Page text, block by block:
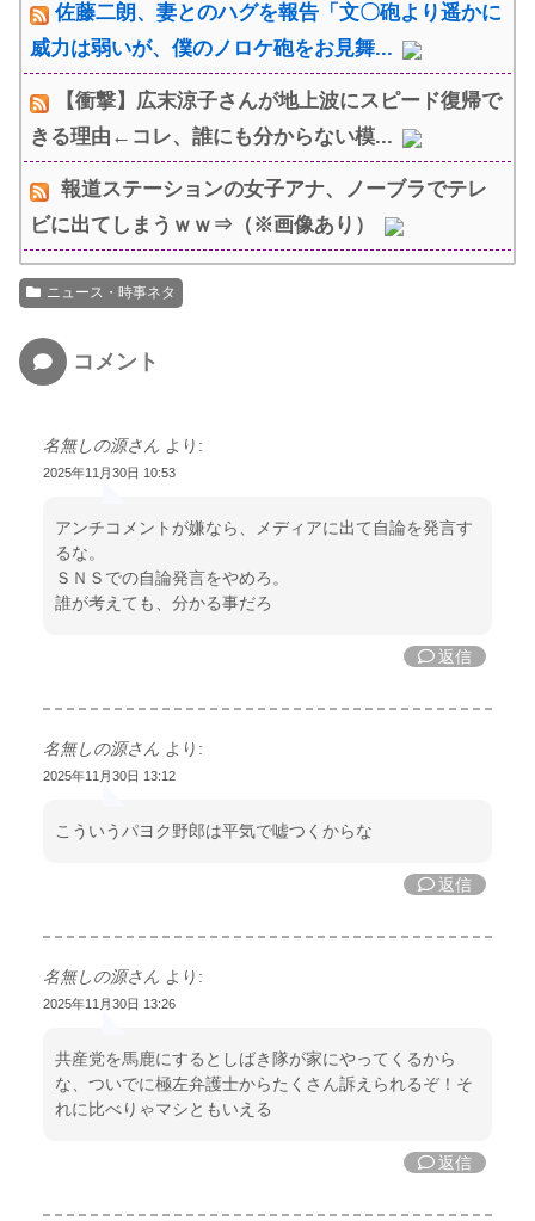
佐藤二朗、妻とのハグを報告「文〇砲より遥かに
威力は弱いが、僕のノロケ砲をお見舞...
【衝撃】広末涼子さんが地上波にスピード復帰で
きる理由←コレ、誰にも分からない模...
報道ステーションの女子アナ、ノーブラでテレ
ビに出てしまうｗｗ⇒（※画像あり）
ニュース・時事ネタ
コメント
名無しの源さん より:
2025年11月30日 10:53
アンチコメントが嫌なら、メディアに出て自論を発言す
るな。
ＳＮＳでの自論発言をやめろ。
誰が考えても、分かる事だろ
返信
名無しの源さん より:
2025年11月30日 13:12
こういうパヨク野郎は平気で嘘つくからな
返信
名無しの源さん より:
2025年11月30日 13:26
共産党を馬鹿にするとしばき隊が家にやってくるから
な、ついでに極左弁護士からたくさん訴えられるぞ！そ
れに比べりゃマシともいえる
返信